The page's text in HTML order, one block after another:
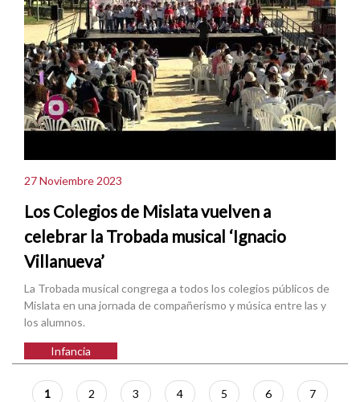
27 Noviembre 2023
Los Colegios de Mislata vuelven a
celebrar la Trobada musical ‘Ignacio
Villanueva’
La Trobada musical congrega a todos los colegios públicos de
Mislata en una jornada de compañerismo y música entre las y
los alumnos.
Infancia
Paginación
Página
1 Página
2 Página
3 Página
4 Página
5 Página
6 Página
7